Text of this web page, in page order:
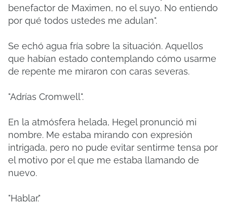
benefactor de Maximen, no el suyo. No entiendo
por qué todos ustedes me adulan".
Se echó agua fría sobre la situación. Aquellos
que habían estado contemplando cómo usarme
de repente me miraron con caras severas.
"Adrías Cromwell".
En la atmósfera helada, Hegel pronunció mi
nombre. Me estaba mirando con expresión
intrigada, pero no pude evitar sentirme tensa por
el motivo por el que me estaba llamando de
nuevo.
"Hablar."